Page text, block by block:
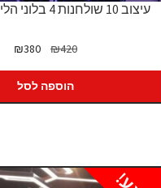
עיצוב 10 שולחנות 4 בלוני הליום מדורגים
₪420
המחיר
היה:
₪420.
₪380
הוספה לסל